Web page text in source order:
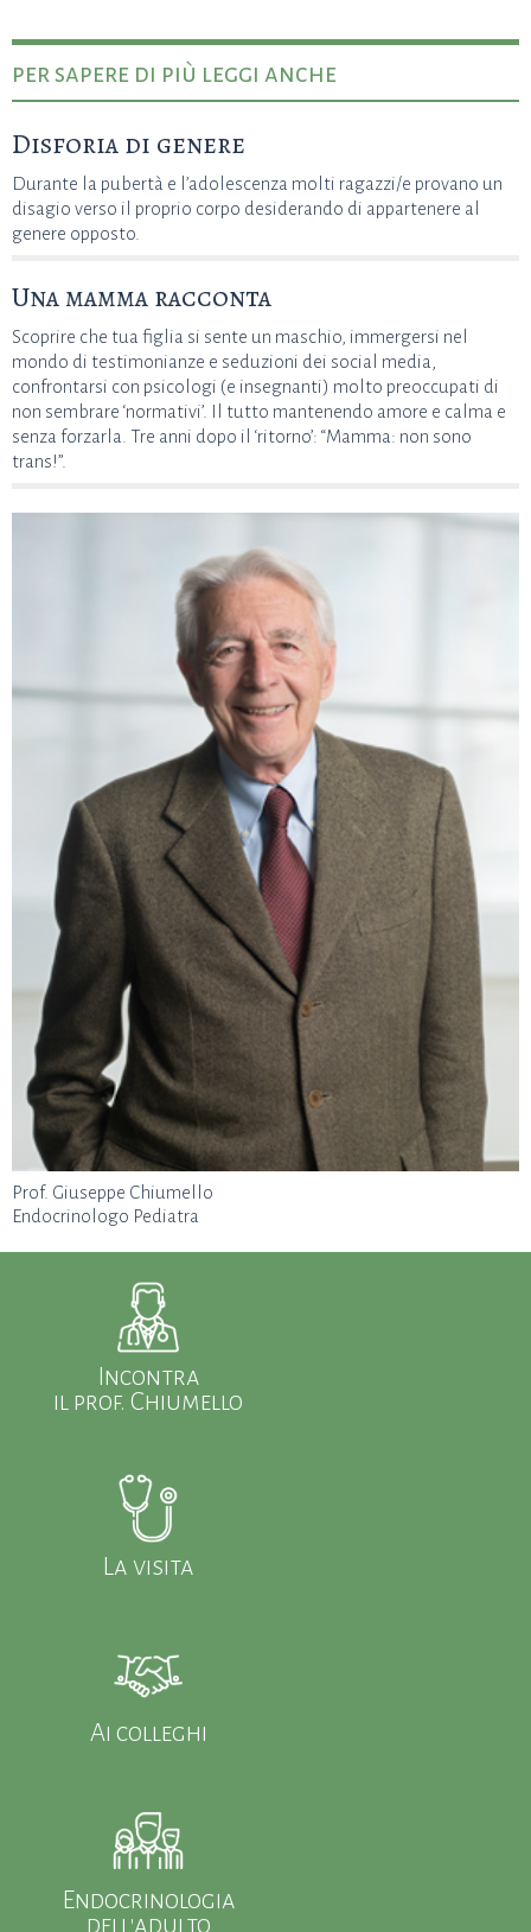
per sapere di più leggi anche
Disforia di genere
Durante la pubertà e l’adolescenza molti ragazzi/e provano un
disagio verso il proprio corpo desiderando di appartenere al
genere opposto.
Una mamma racconta
Scoprire che tua figlia si sente un maschio, immergersi nel
mondo di testimonianze e seduzioni dei social media,
confrontarsi con psicologi (e insegnanti) molto preoccupati di
non sembrare ‘normativi’. Il tutto mantenendo amore e calma e
senza forzarla. Tre anni dopo il ‘ritorno’: “Mamma: non sono
trans!”.
Prof. Giuseppe Chiumello
Endocrinologo Pediatra
Incontra
il prof. Chiumello
La visita
Ai colleghi
Endocrinologia
dell'adulto